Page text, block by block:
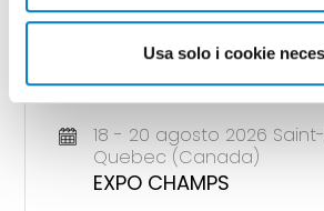
Usa solo i cookie
18 - 20 agosto 2026
(Australia)
AGQUIP FIELD DAYS
18 - 20 agosto 2026
Quebec (Canada)
EXPO CHAMPS